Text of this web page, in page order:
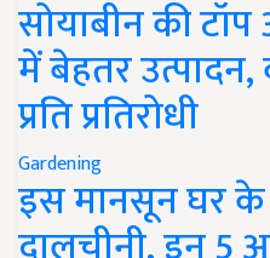
सोयाबीन की
में बेहतर
प्रति प्रतिरोधी
Gardening
इस मानसून घर